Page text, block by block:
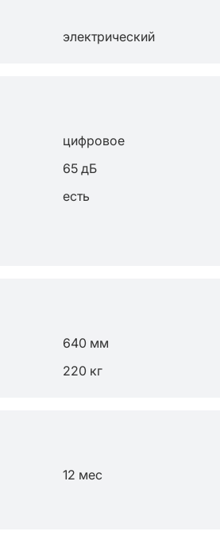
электрический
цифровое
65 дБ
есть
640 мм
220 кг
12 мес